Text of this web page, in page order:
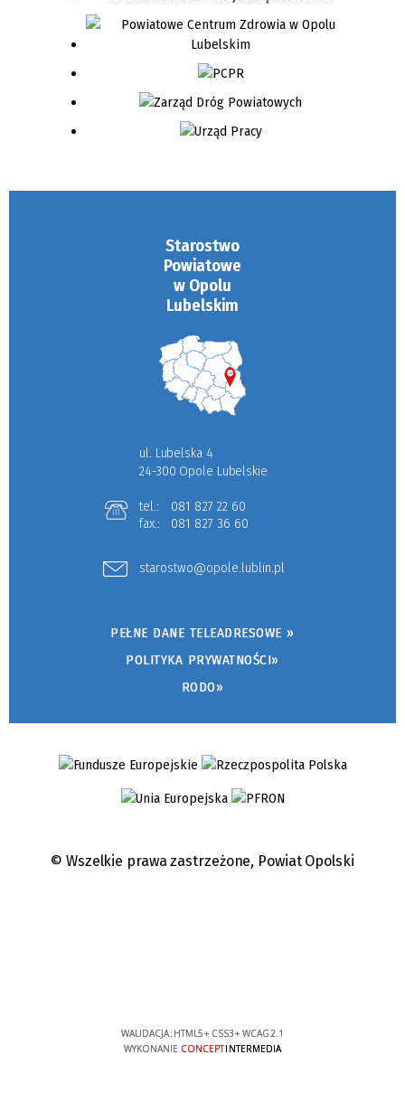
Starostwo
Powiatowe
w Opolu
Lubelskim
ul. Lubelska 4
24-300 Opole Lubelskie
tel.:
081 827 22 60
fax.:
081 827 36 60
starostwo@opole.lublin.pl
PEŁNE DANE TELEADRESOWE »
POLITYKA PRYWATNOŚCI»
RODO»
© Wszelkie prawa zastrzeżone, Powiat Opolski
WALIDACJA: HTML5+ CSS3+ WCAG 2.1
WYKONANIE CONCEPTINTERMEDIA